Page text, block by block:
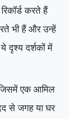
करते हैं
भी हैं और उन्हें
दृश्य दर्शकों में
जिसमें एक आमिल
से जगह या घर